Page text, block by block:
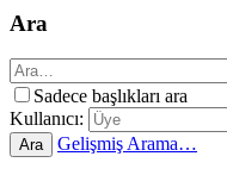
Ara
Sadece başlıkları ara
Kullanıcı:
Ara Gelişmiş Arama…